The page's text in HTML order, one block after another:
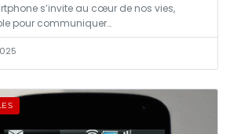
s’invite au cœur de nos vies,
pour communiquer…